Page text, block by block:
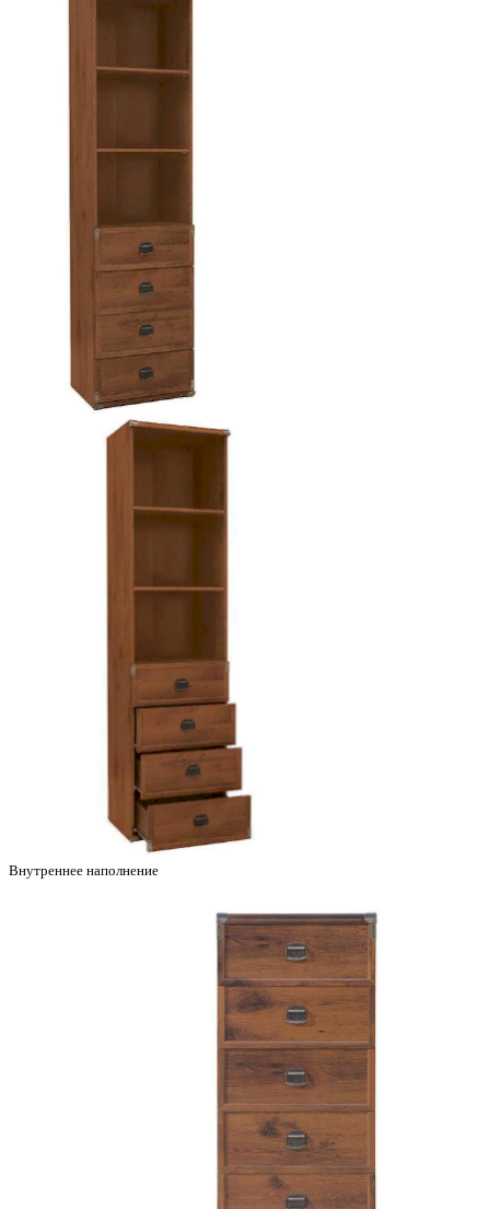
Внутреннее наполнение